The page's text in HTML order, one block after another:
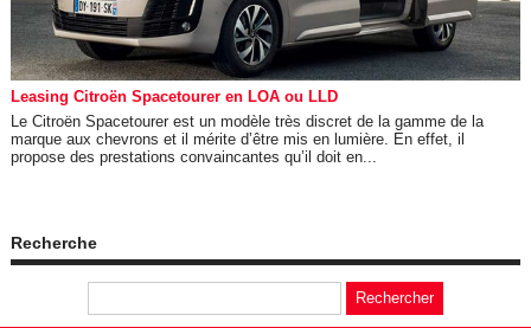
Leasing Citroën Spacetourer en LOA ou LLD
Le Citroën Spacetourer est un modèle très discret de la gamme de la
marque aux chevrons et il mérite d’être mis en lumière. En effet, il
propose des prestations convaincantes qu’il doit en...
Recherche